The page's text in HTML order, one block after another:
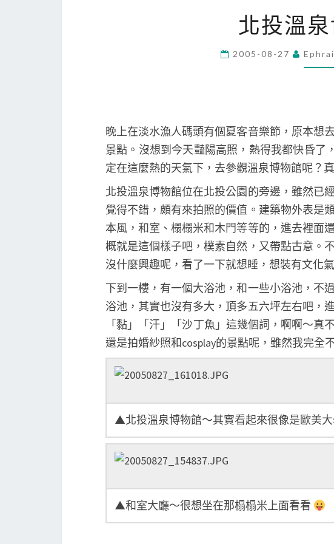
投
泉
北投溫
2005-08-27
晚上在淡水漁人碼頭有個夏客音樂節，原本想
景點。沒想到今天豔陽高照，熱得我都快昏
定在這麼熱的天氣下，去參觀溫泉博物館呢？
北投溫泉博物館位在北投公園的旁邊，雖然已
覺得不錯，頗有來拍照的價值。建築物外表是
本風，和室、榻榻米和木門等等的，進去裡面
概就是這個樣子吧，樸素自然，又帶點古意。
沒什麼興趣呢，看了一下就想睡，想裝有文化
下到一樓，有一個大浴池，和一些小浴池，不
浴池，其實也沒有多大，頂多五六坪左右吧，
「黏」「汗」「沙丁魚」這幾個詞，啊啊～
還是拍婚紗照和cosplay的景點呢，雖然我完全
▲北投溫泉博物館～其實看起來很像是歐美
▲和室大廳～很想坐在那榻榻米上面看看